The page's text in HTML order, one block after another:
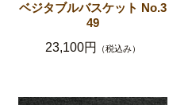
ベジタブルバスケット No.3
49
23,100円
（税込み）